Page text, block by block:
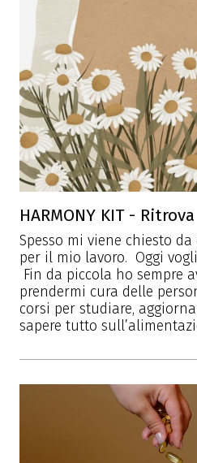
HARMONY KIT -
Spesso mi viene chiesto
per il mio lavoro. Oggi
Fin da piccola ho sempre
prendermi cura delle
corsi per studiare,
sapere tutto